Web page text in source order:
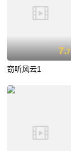
7.7
窃听风云1